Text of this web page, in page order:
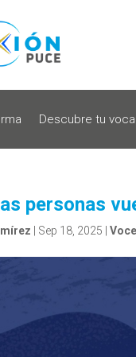
Descubre tu
personas
Sep 18, 2025 |